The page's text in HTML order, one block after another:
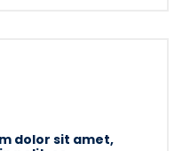
dolor sit amet,